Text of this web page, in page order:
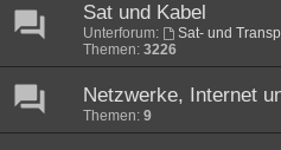
Sat und Kabel
Unterforum:
Sat- und
Themen: 3226
Netzwerke, Internet
Themen: 9